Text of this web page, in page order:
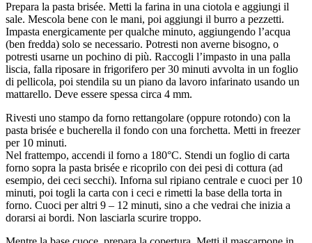
Prepara la pasta brisée. Metti la farina in una ciotola e aggiungi il
sale. Mescola bene con le mani, poi aggiungi il burro a pezzetti.
Impasta energicamente per qualche minuto, aggiungendo l’acqua
(ben fredda) solo se necessario. Potresti non averne bisogno, o
potresti usarne un pochino di più. Raccogli l’impasto in una palla
liscia, falla riposare in frigorifero per 30 minuti avvolta in un foglio
di pellicola, poi stendila su un piano da lavoro infarinato usando un
mattarello. Deve essere spessa circa 4 mm.
Rivesti uno stampo da forno rettangolare (oppure rotondo) con la
pasta brisée e bucherella il fondo con una forchetta. Metti in freezer
per 10 minuti.
Nel frattempo, accendi il forno a 180°C. Stendi un foglio di carta
forno sopra la pasta brisée e ricoprilo con dei pesi di cottura (ad
esempio, dei ceci secchi). Inforna sul ripiano centrale e cuoci per 10
minuti, poi togli la carta con i ceci e rimetti la base della torta in
forno. Cuoci per altri 9 – 12 minuti, sino a che vedrai che inizia a
dorarsi ai bordi. Non lasciarla scurire troppo.